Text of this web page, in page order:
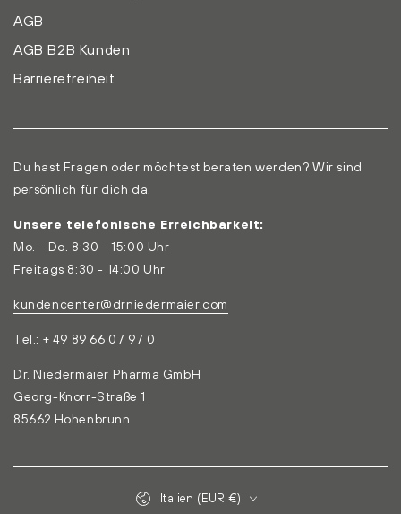
AGB
AGB B2B Kunden
Barrierefreiheit
Du hast Fragen oder möchtest beraten werden? Wir sind
persönlich für dich da.
Unsere telefonische Erreichbarkeit:
Mo. - Do. 8:30 - 15:00 Uhr
Freitags 8:30 - 14:00 Uhr
kundencenter@drniedermaier.com
Tel.: + 49 89 66 07 97 0
Dr. Niedermaier Pharma GmbH
Georg-Knorr-Straße 1
85662 Hohenbrunn
Italien (EUR €)